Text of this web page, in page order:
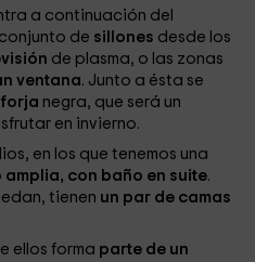
a continuación del
de sillones desde los
de plasma, o las zonas
ventana. Junto a ésta se
forja negra, que será un
en invierno.
en los que tenemos una
con baño en suite.
tienen un par de camas
ellos forma parte de un